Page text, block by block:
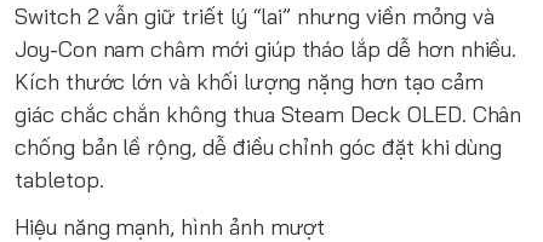
Switch 2 vẫn giữ triết lý “lai” nhưng viền mỏng và
Joy-Con nam châm mới giúp tháo lắp dễ hơn nhiều.
Kích thước lớn và khối lượng nặng hơn tạo cảm
giác chắc chắn không thua Steam Deck OLED. Chân
chống bản lề rộng, dễ điều chỉnh góc đặt khi dùng
tabletop.
Hiệu năng mạnh, hình ảnh mượt